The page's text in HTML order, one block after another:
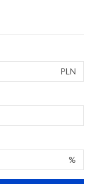
PLN
%